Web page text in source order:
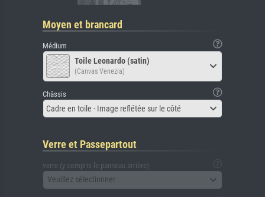
Moyen et brancard
Médium
Toile Leonardo (satin)
(Canvas Venezia)
Châssis
Cadre en toile - Image reflétée sur le côté
Verre et Passepartout
verre (y compris le panneau arrière)
Veuillez sélectionner